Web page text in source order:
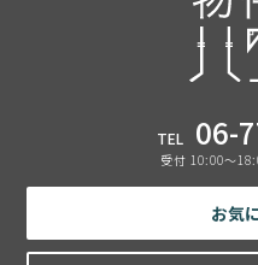
TEL 06-
受付 10:00〜
お気